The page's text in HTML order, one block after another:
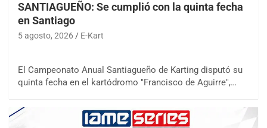
SANTIAGUEÑO: Se cumplió con la quinta fecha
en Santiago
5 agosto, 2026 E-Kart
El Campeonato Anual Santiagueño de Karting disputó su
quinta fecha en el kartódromo "Francisco de Aguirre",…